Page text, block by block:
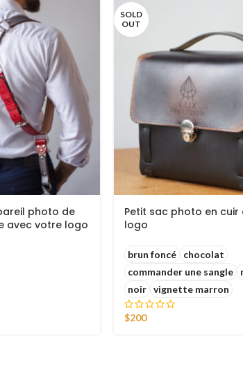
photo de
avec votre logo
SOLD
OUT
Petit sac photo en cuir
logo
brun foncé
chocolat
commander une sangle
noir
vignette marron
$200